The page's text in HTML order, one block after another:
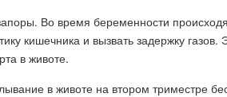
Во время беременности
кишечника и вызвать задержку
в животе.
в животе на втором триместре